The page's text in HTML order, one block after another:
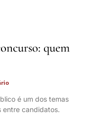
quem
é um dos temas
entre candidatos.